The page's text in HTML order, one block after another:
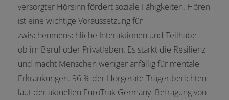
versorgter Hörsinn fördert soziale Fähigkeiten. Hören
ist eine wichtige Voraussetzung für
zwischenmenschliche Interaktionen und Teilhabe –
ob im Beruf oder Privatleben. Es stärkt die Resilienz
und macht Menschen weniger anfällig für mentale
Erkrankungen. 96 % der Hörgeräte-Träger berichten
laut der aktuellen EuroTrak Germany–Befragung von